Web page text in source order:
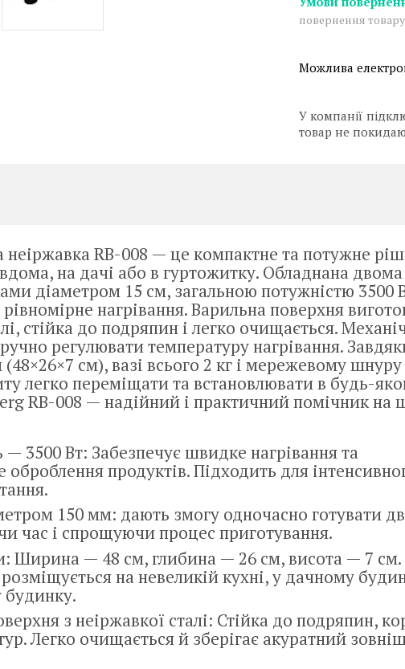
повернення
У компанії
товар не
RB-008 — це компактне та потужне
на дачі або в гуртожитку. Обладнана двома
діаметром 15 см, загальною потужністю 3500
нагрівання. Варильна поверхня
стійка до подряпин і легко очищається.
регулювати температуру нагрівання.
см), вазі всього 2 кг і мережевому шнуру
легко переміщати та встановлювати в будь-
RB-008 — надійний і практичний помічник на
— 3500 Вт: Забезпечує швидке нагрівання та
оброблення продуктів. Підходить для
150 мм: дають змогу одночасно готувати
час і спрощуючи процес приготування.
Ширина — 48 см, глибина — 26 см, висота — 7 см.
на невеликій кухні, у дачному
з неіржавкої сталі: Стійка до подряпин,
Легко очищається й зберігає акуратний